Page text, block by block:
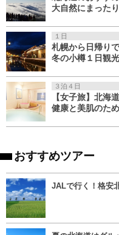
大自然にまった
１日
札幌から日帰り
冬の小樽１日観
３泊４日
【女子旅】北海
健康と美肌のた
おすすめツアー
JALで行く！格安